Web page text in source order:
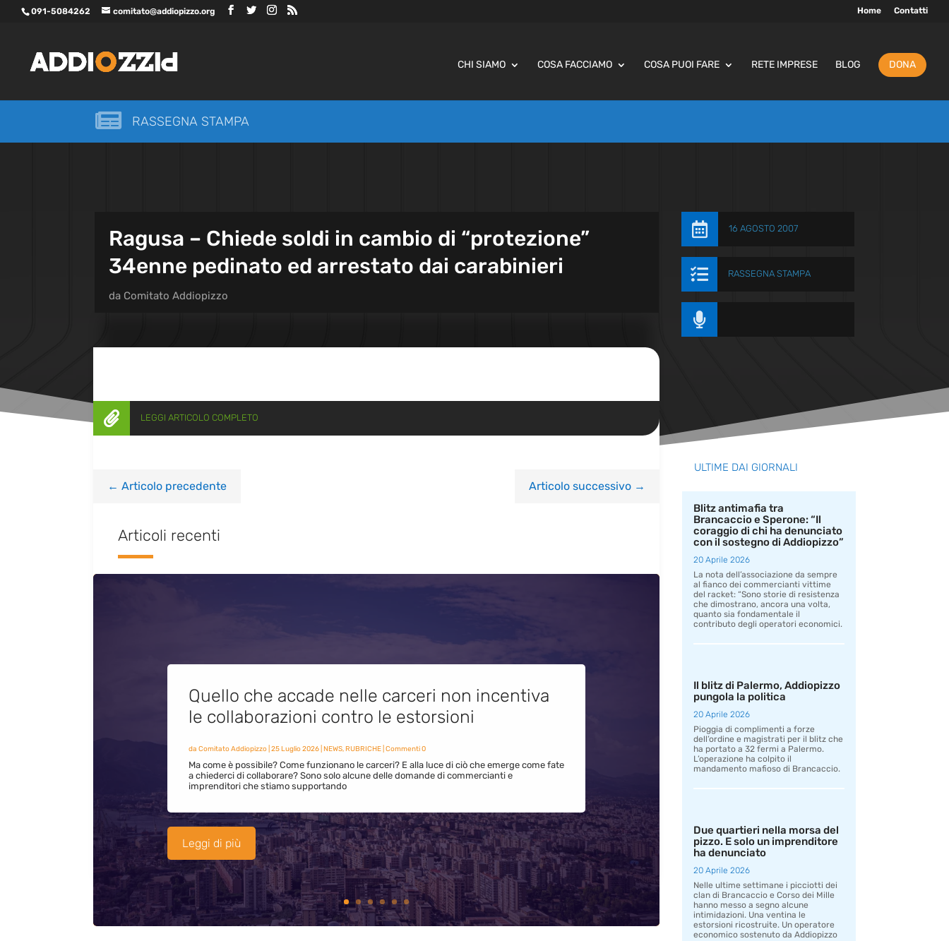
091-5084262 comitato@addiopizzo.org Home Contatti
CHI SIAMO COSA FACCIAMO COSA PUOI FARE RETE IMPRESE BLOG DONA
 RASSEGNA STAMPA
Ragusa – Chiede soldi in cambio di “protezione”
34enne pedinato ed arrestato dai carabinieri
da Comitato Addiopizzo
 16 AGOSTO 2007
 RASSEGNA STAMPA

 LEGGI ARTICOLO COMPLETO
← Articolo precedente Articolo successivo→
Articoli recenti
Quello che accade nelle carceri non incentiva
le collaborazioni contro le estorsioni
da Comitato Addiopizzo| 25 Luglio 2026| NEWS,RUBRICHE| Commenti 0
Ma come è possibile? Come funzionano le carceri? E alla luce di ciò che emerge come fate
a chiederci di collaborare? Sono solo alcune delle domande di commercianti e
imprenditori che stiamo supportando
Leggi di più
ULTIME DAI GIORNALI
Blitz antimafia tra
Brancaccio e Sperone: “Il
coraggio di chi ha denunciato
con il sostegno di Addiopizzo”
20 Aprile 2026
La nota dell’associazione da sempre
al fianco dei commercianti vittime
del racket: “Sono storie di resistenza
che dimostrano, ancora una volta,
quanto sia fondamentale il
contributo degli operatori economici.
Il blitz di Palermo, Addiopizzo
pungola la politica
20 Aprile 2026
Pioggia di complimenti a forze
dell’ordine e magistrati per il blitz che
ha portato a 32 fermi a Palermo.
L’operazione ha colpito il
mandamento mafioso di Brancaccio.
Due quartieri nella morsa del
pizzo. E solo un imprenditore
ha denunciato
20 Aprile 2026
Nelle ultime settimane i picciotti dei
clan di Brancaccio e Corso dei Mille
hanno messo a segno alcune
intimidazioni. Una ventina le
estorsioni ricostruite. Un operatore
economico sostenuto da Addiopizzo